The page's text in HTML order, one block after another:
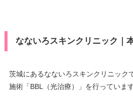
なないろスキンクリニック｜
茨城にあるなないろスキンクリニック
施術「BBL（光治療）」を行っています